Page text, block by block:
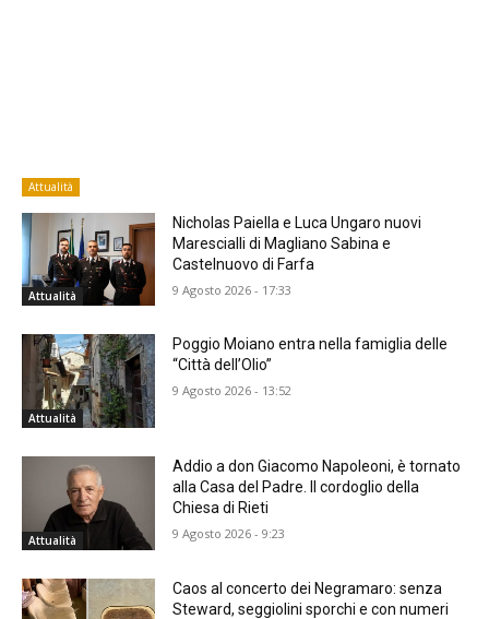
Attualità
Attualità
Nicholas Paiella e Luca Ungaro nuovi
Marescialli di Magliano Sabina e
Castelnuovo di Farfa
9 Agosto 2026 - 17:33
Attualità
Poggio Moiano entra nella famiglia delle
“Città dell’Olio”
9 Agosto 2026 - 13:52
Attualità
Addio a don Giacomo Napoleoni, è tornato
alla Casa del Padre. Il cordoglio della
Chiesa di Rieti
9 Agosto 2026 - 9:23
Caos al concerto dei Negramaro: senza
Steward, seggiolini sporchi e con numeri